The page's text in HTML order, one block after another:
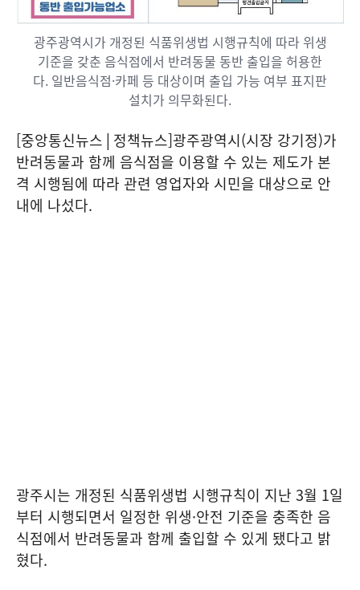
광주광역시가 개정된 식품위생법 시행규칙에 따라 위생
기준을 갖춘 음식점에서 반려동물 동반 출입을 허용한
다. 일반음식점·카페 등 대상이며 출입 가능 여부 표지판
설치가 의무화된다.
[중앙통신뉴스│정책뉴스]광주광역시(시장 강기정)가
반려동물과 함께 음식점을 이용할 수 있는 제도가 본
격 시행됨에 따라 관련 영업자와 시민을 대상으로 안
내에 나섰다.
광주시는 개정된 식품위생법 시행규칙이 지난 3월 1일
부터 시행되면서 일정한 위생·안전 기준을 충족한 음
식점에서 반려동물과 함께 출입할 수 있게 됐다고 밝
혔다.